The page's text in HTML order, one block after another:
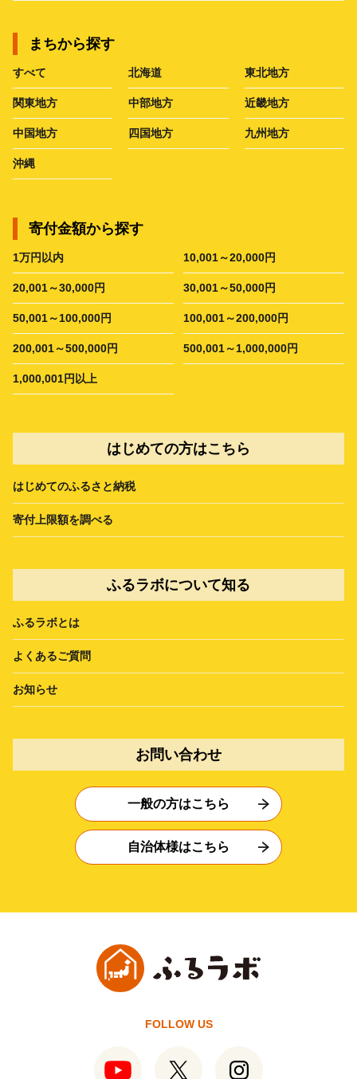
まちから探す
すべて 北海道 東北地方
関東地方 中部地方 近畿地方
中国地方 四国地方 九州地方
沖縄
寄付金額から探す
1万円以内 10,001～20,000円
20,001～30,000円 30,001～50,000円
50,001～100,000円 100,001～200,000円
200,001～500,000円 500,001～1,000,000円
1,000,001円以上
はじめての方はこちら
はじめてのふるさと納税
寄付上限額を調べる
ふるラボについて知る
ふるラボとは
よくあるご質問
お知らせ
お問い合わせ
一般の方はこちら
自治体様はこちら
FOLLOW US